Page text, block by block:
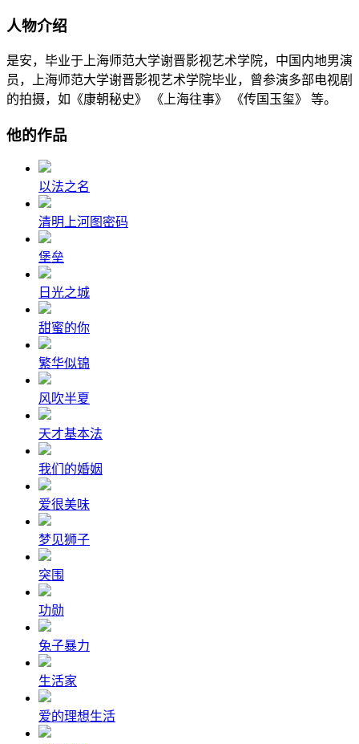
人物介绍
是安，毕业于上海师范大学谢晋影视艺术学院，中国内地男演
员，上海师范大学谢晋影视艺术学院毕业，曾参演多部电视剧
的拍摄，如《康朝秘史》 《上海往事》 《传国玉玺》 等。
他的作品
以法之名
清明上河图密码
堡垒
日光之城
甜蜜的你
繁华似锦
风吹半夏
天才基本法
我们的婚姻
爱很美味
梦见狮子
突围
功勋
兔子暴力
生活家
爱的理想生活